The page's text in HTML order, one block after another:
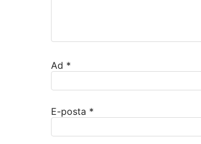
Ad *
E-posta *